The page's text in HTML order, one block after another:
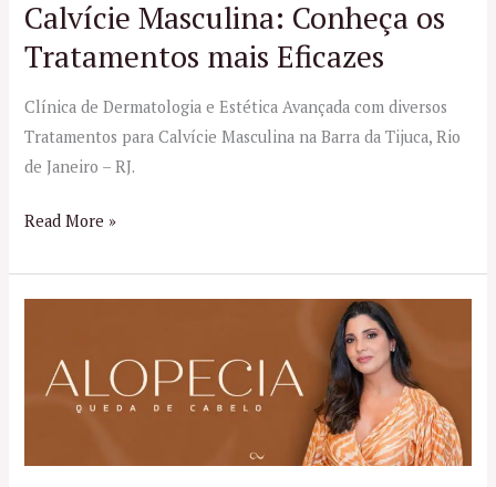
Calvície Masculina: Conheça os
Tratamentos mais Eficazes
Clínica de Dermatologia e Estética Avançada com diversos
Tratamentos para Calvície Masculina na Barra da Tijuca, Rio
de Janeiro – RJ.
Read More »
Tipos